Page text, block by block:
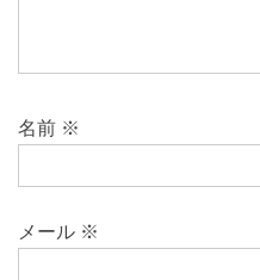
名前 ※
メール ※